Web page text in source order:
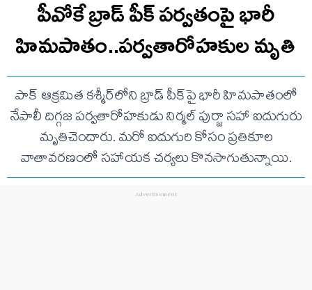
పీవోకే బ్రాడ్ పీక్ పర్వతంపై భారీ
హిమపాతం..పర్వతారోహకుల మృతి
పాక్ ఆక్రమిత కశ్మీర్‌లోని బ్రాడ్ పీక్‌పై భారీ హిమపాతంలో
నేపాలీ దిగ్గజ పర్వతారోహకుడు నిర్మల్ పుర్జా సహా ఐదుగురు
మృతిచెందారు. మరో ఐదుగురి కోసం ప్రతికూల
వాతావరణంలో సహాయక చర్యలు కొనసాగుతున్నాయి.